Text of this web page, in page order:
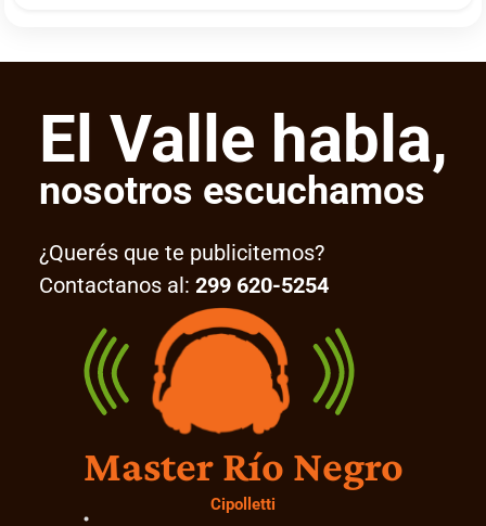
El Valle habla,
nosotros escuchamos
¿Querés que te publicitemos?
Contactanos al: 299 620-5254
Master Río Negro
Cipolletti